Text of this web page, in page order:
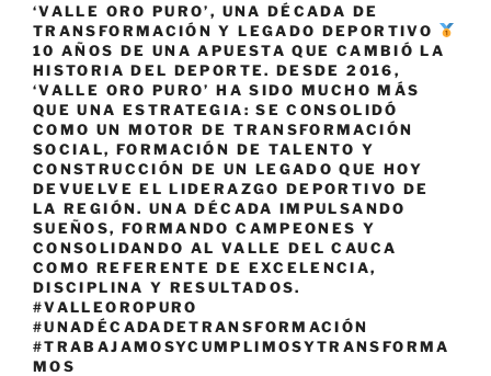
‘VALLE ORO PURO’, UNA DÉCADA DE
TRANSFORMACIÓN Y LEGADO DEPORTIVO
10 AÑOS DE UNA APUESTA QUE CAMBIÓ LA
HISTORIA DEL DEPORTE. DESDE 2016,
‘VALLE ORO PURO’ HA SIDO MUCHO MÁS
QUE UNA ESTRATEGIA: SE CONSOLIDÓ
COMO UN MOTOR DE TRANSFORMACIÓN
SOCIAL, FORMACIÓN DE TALENTO Y
CONSTRUCCIÓN DE UN LEGADO QUE HOY
DEVUELVE EL LIDERAZGO DEPORTIVO DE
LA REGIÓN. UNA DÉCADA IMPULSANDO
SUEÑOS, FORMANDO CAMPEONES Y
CONSOLIDANDO AL VALLE DEL CAUCA
COMO REFERENTE DE EXCELENCIA,
DISCIPLINA Y RESULTADOS.
#VALLEOROPURO
#UNADÉCADADETRANSFORMACIÓN
#TRABAJAMOSYCUMPLIMOSYTRANSFORMA
MOS